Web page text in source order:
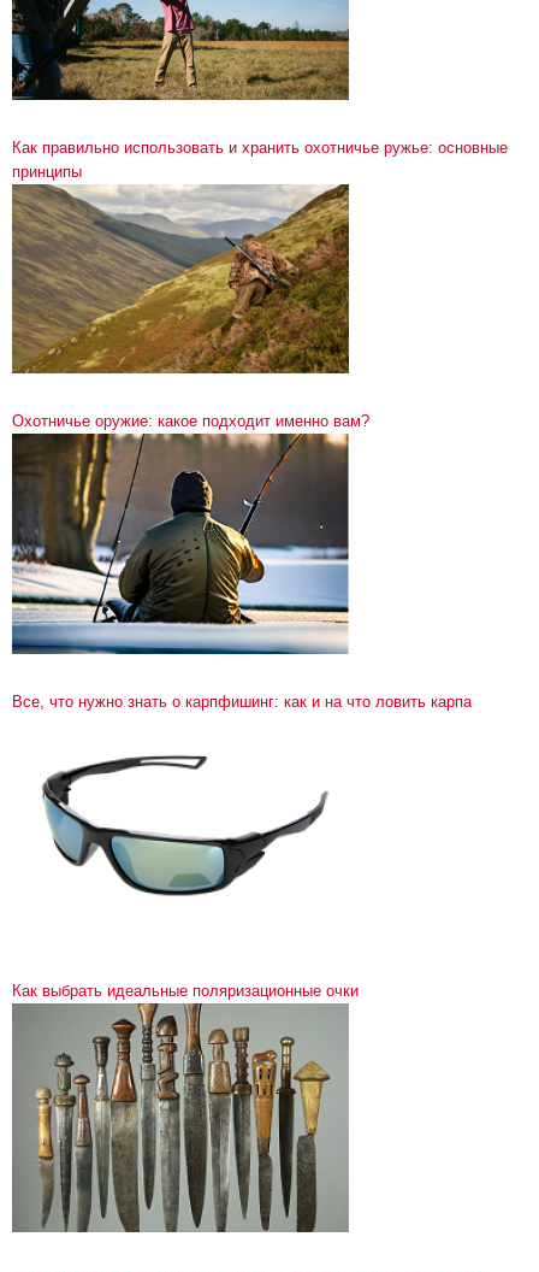
Как правильно использовать и хранить охотничье ружье: основные
принципы
Охотничье оружие: какое подходит именно вам?
Все, что нужно знать о карпфишинг: как и на что ловить карпа
Как выбрать идеальные поляризационные очки